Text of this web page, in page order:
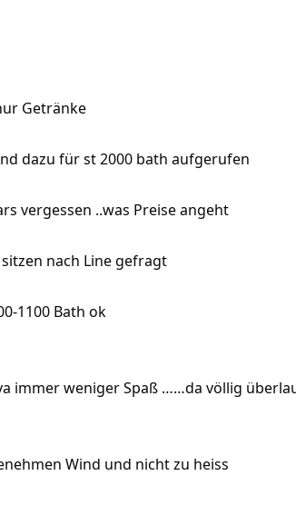
Getränke
dazu für st 2000 bath aufgerufen
vergessen ..was Preise angeht
nach Line gefragt
1100 Bath ok
immer weniger Spaß ……da völlig
Wind und nicht zu heiss